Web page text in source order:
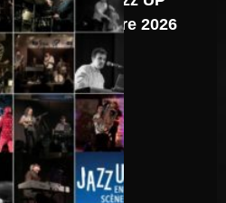
second semestre 2026